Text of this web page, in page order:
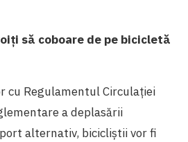
să coboare de pe bicicletă
cu Regulamentul Circulației
a deplasării
alternativ, bicicliștii vor fi